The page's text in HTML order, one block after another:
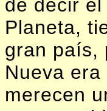
de decir
Planeta,
gran país,
Nueva
merecen